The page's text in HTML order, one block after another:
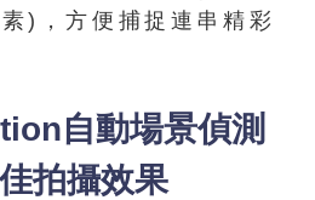
)，方便捕捉連串精彩
自動場景偵測
拍攝效果